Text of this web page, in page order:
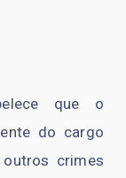
que o
do cargo
crimes